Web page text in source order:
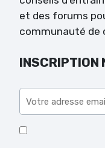
et des forums
communauté de
INSCRIPTION